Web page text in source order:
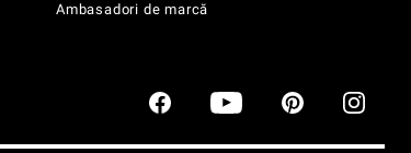
Ambasadori de marcă